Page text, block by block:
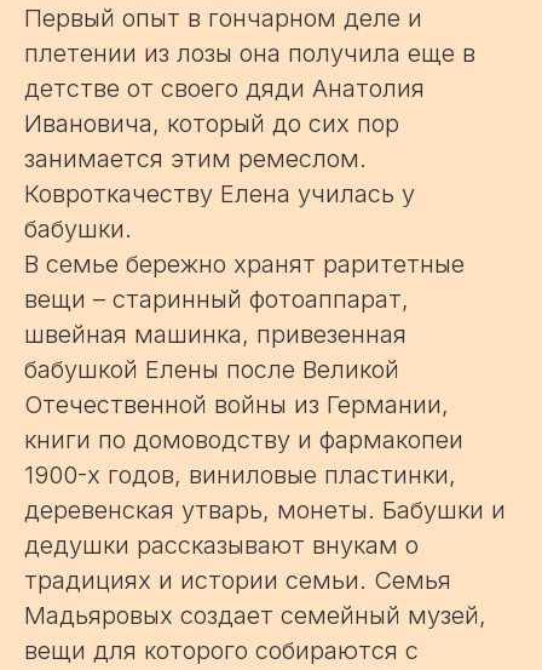
Первый опыт в гончарном деле и
плетении из лозы она получила еще в
детстве от своего дяди Анатолия
Ивановича, который до сих пор
занимается этим ремеслом.
Ковроткачеству Елена училась у
бабушки.
В семье бережно хранят раритетные
вещи – старинный фотоаппарат,
швейная машинка, привезенная
бабушкой Елены после Великой
Отечественной войны из Германии,
книги по домоводству и фармакопеи
1900-х годов, виниловые пластинки,
деревенская утварь, монеты. Бабушки и
дедушки рассказывают внукам о
традициях и истории семьи. Семья
Мадьяровых создает семейный музей,
вещи для которого собираются с